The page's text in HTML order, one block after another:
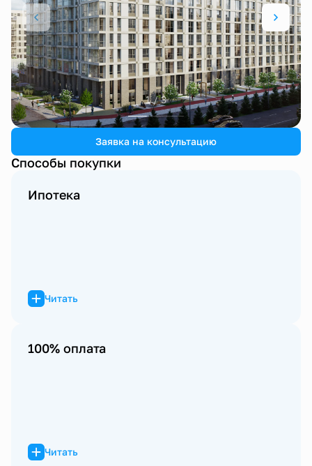
1 / 3
Заявка на консультацию
Способы покупки
Ипотека
Читать
100% оплата
Читать